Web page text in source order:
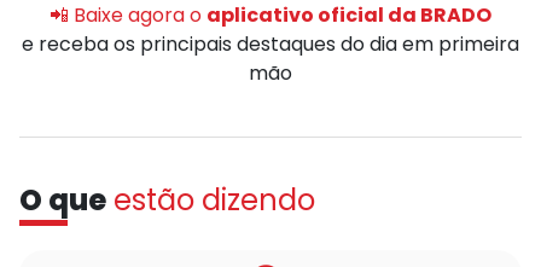
📲 Baixe agora o aplicativo oficial da BRADO
e receba os principais destaques do dia em primeira
mão
O que estão dizendo